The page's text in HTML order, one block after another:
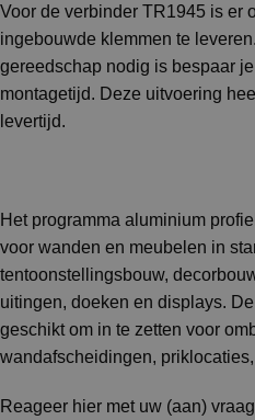
Voor de verbinder TR1945 is er
ingebouwde klemmen te
gereedschap nodig is bespaar
montagetijd. Deze uitvoering
levertijd.
Het programma aluminium
voor wanden en meubelen in
tentoonstellingsbouw,
uitingen, doeken en displays.
geschikt om in te zetten voor
wandafscheidingen,
Reageer hier met uw (aan)